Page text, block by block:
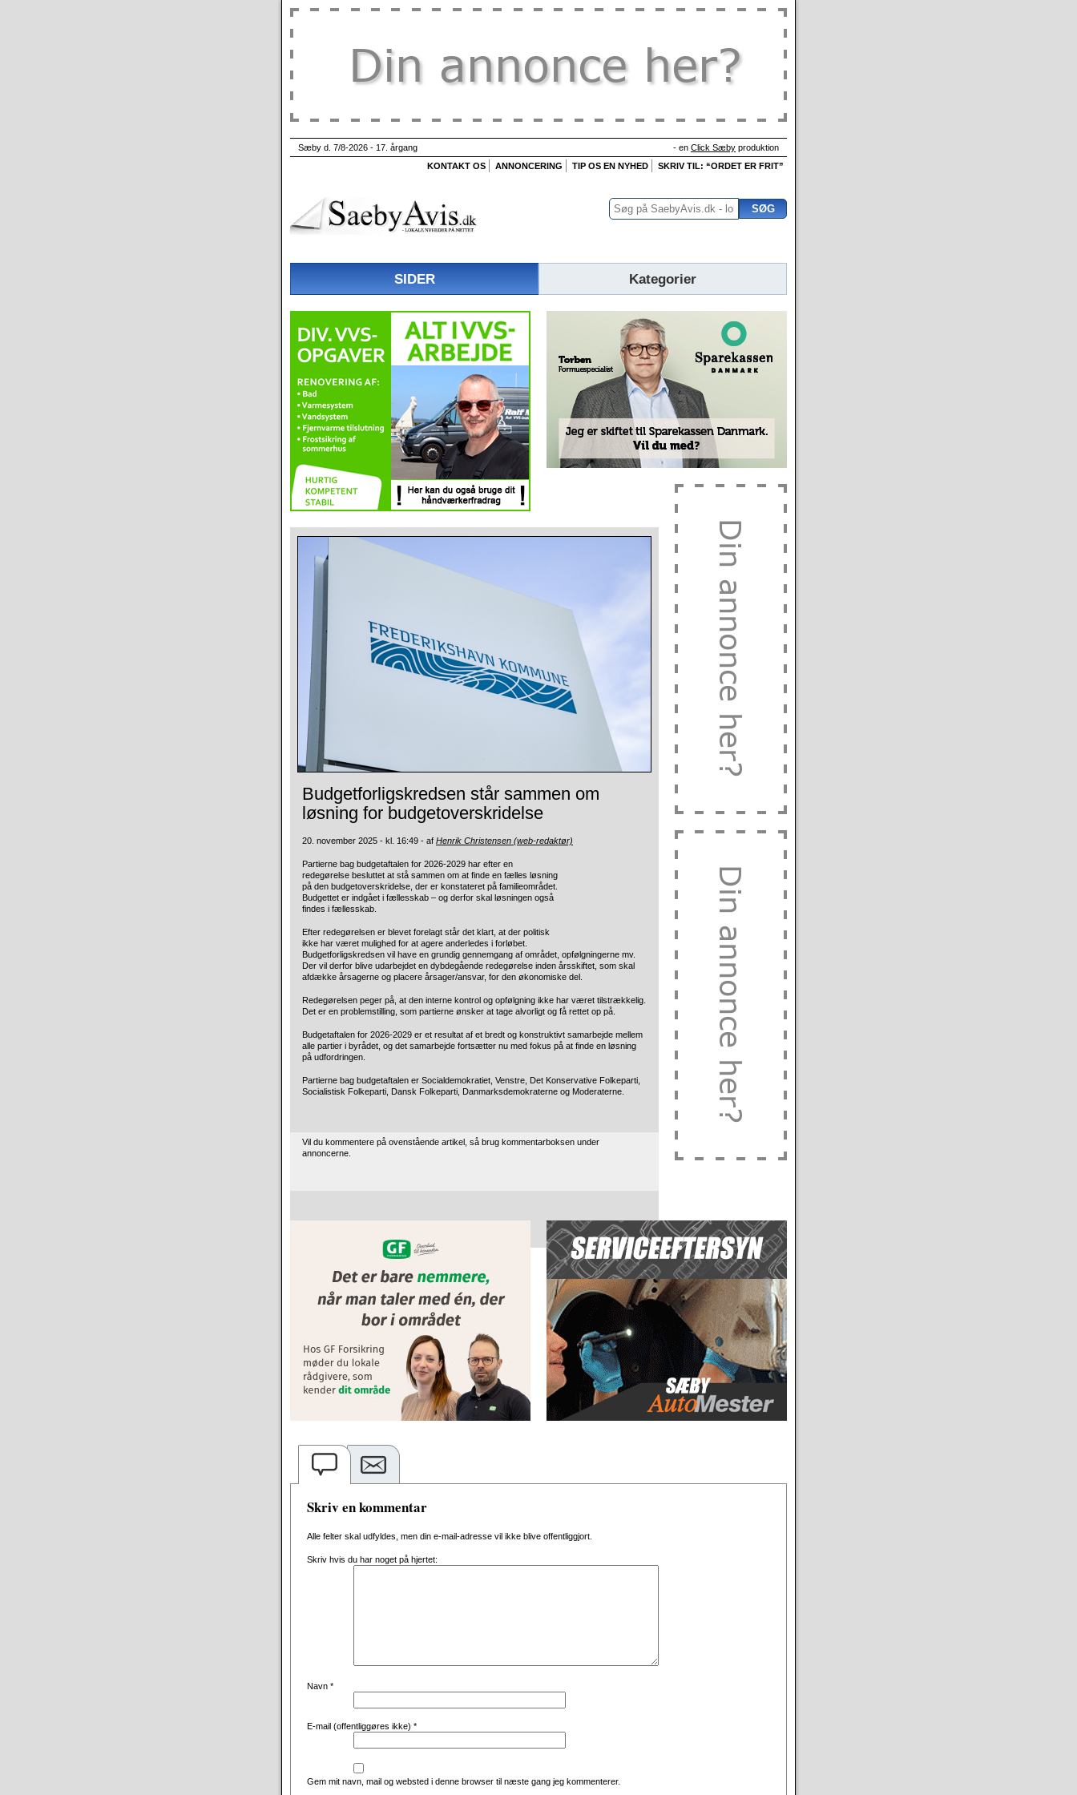
Sæby d. 7/8-2026 - 17. årgang - en Click Sæby produktion
KONTAKT OS
ANNONCERING TIP OS EN NYHED SKRIV TIL: “ORDET ER FRIT”
SIDER Kategorier
Budgetforligskredsen står sammen om
løsning for budgetoverskridelse
20. november 2025 - kl. 16:49 - af Henrik Christensen (web-redaktør)
Partierne bag budgetaftalen for 2026-2029 har efter en
redegørelse besluttet at stå sammen om at finde en fælles løsning
på den budgetoverskridelse, der er konstateret på familieområdet.
Budgettet er indgået i fællesskab – og derfor skal løsningen også
findes i fællesskab.
Efter redegørelsen er blevet forelagt står det klart, at der politisk
ikke har været mulighed for at agere anderledes i forløbet.
Budgetforligskredsen vil have en grundig gennemgang af området, opfølgningerne mv.
Der vil derfor blive udarbejdet en dybdegående redegørelse inden årsskiftet, som skal
afdække årsagerne og placere årsager/ansvar, for den økonomiske del.
Redegørelsen peger på, at den interne kontrol og opfølgning ikke har været tilstrækkelig.
Det er en problemstilling, som partierne ønsker at tage alvorligt og få rettet op på.
Budgetaftalen for 2026-2029 er et resultat af et bredt og konstruktivt samarbejde mellem
alle partier i byrådet, og det samarbejde fortsætter nu med fokus på at finde en løsning
på udfordringen.
Partierne bag budgetaftalen er Socialdemokratiet, Venstre, Det Konservative Folkeparti,
Socialistisk Folkeparti, Dansk Folkeparti, Danmarksdemokraterne og Moderaterne.
Vil du kommentere på ovenstående artikel, så brug kommentarboksen under
annoncerne.
Skriv en kommentar
Alle felter skal udfyldes, men din e-mail-adresse vil ikke blive offentliggjort.
Skriv hvis du har noget på hjertet:
Navn *
E-mail (offentliggøres ikke) *
Gem mit navn, mail og websted i denne browser til næste gang jeg kommenterer.